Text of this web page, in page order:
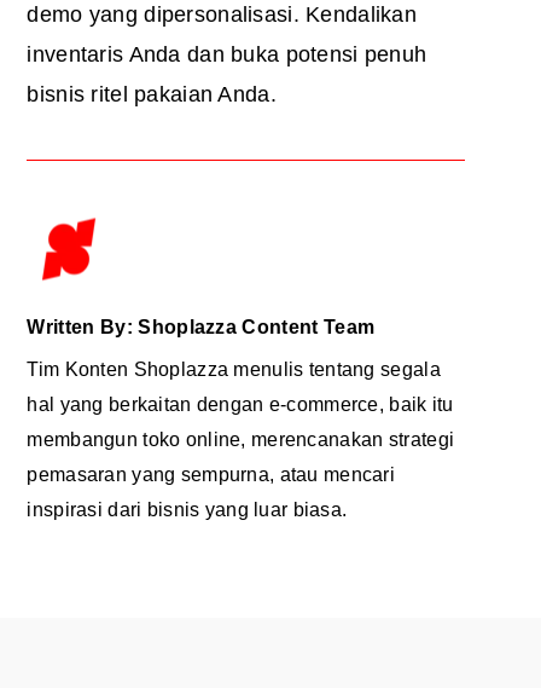
demo yang dipersonalisasi. Kendalikan
inventaris Anda dan buka potensi penuh
bisnis ritel pakaian Anda.
Written By: Shoplazza Content Team
Tim Konten Shoplazza menulis tentang segala
hal yang berkaitan dengan e-commerce, baik itu
membangun toko online, merencanakan strategi
pemasaran yang sempurna, atau mencari
inspirasi dari bisnis yang luar biasa.